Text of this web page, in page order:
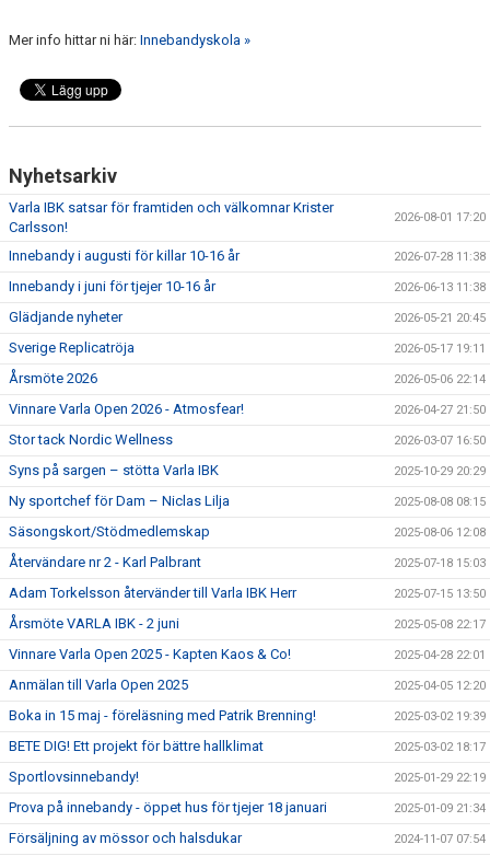
Mer info hittar ni här: Innebandyskola »
Nyhetsarkiv
Varla IBK satsar för framtiden och välkomnar Krister
Carlsson!
2026-08-01 17:20
Innebandy i augusti för killar 10-16 år 2026-07-28 11:38
Innebandy i juni för tjejer 10-16 år 2026-06-13 11:38
Glädjande nyheter 2026-05-21 20:45
Sverige Replicatröja 2026-05-17 19:11
Årsmöte 2026 2026-05-06 22:14
Vinnare Varla Open 2026 - Atmosfear! 2026-04-27 21:50
Stor tack Nordic Wellness 2026-03-07 16:50
Syns på sargen – stötta Varla IBK 2025-10-29 20:29
Ny sportchef för Dam – Niclas Lilja 2025-08-08 08:15
Säsongskort/Stödmedlemskap 2025-08-06 12:08
Återvändare nr 2 - Karl Palbrant 2025-07-18 15:03
Adam Torkelsson återvänder till Varla IBK Herr 2025-07-15 13:50
Årsmöte VARLA IBK - 2 juni 2025-05-08 22:17
Vinnare Varla Open 2025 - Kapten Kaos & Co! 2025-04-28 22:01
Anmälan till Varla Open 2025 2025-04-05 12:20
Boka in 15 maj - föreläsning med Patrik Brenning! 2025-03-02 19:39
BETE DIG! Ett projekt för bättre hallklimat 2025-03-02 18:17
Sportlovsinnebandy! 2025-01-29 22:19
Prova på innebandy - öppet hus för tjejer 18 januari 2025-01-09 21:34
Försäljning av mössor och halsdukar 2024-11-07 07:54